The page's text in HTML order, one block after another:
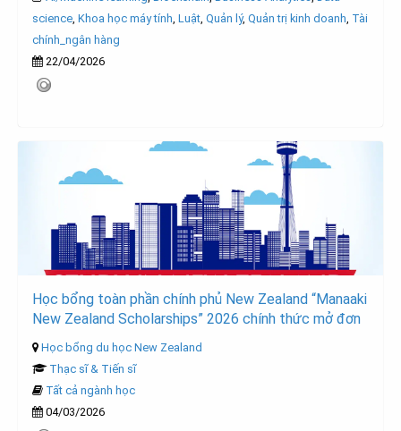
science Khoa học máy tính Luật Quản lý, Quản trị kinh doanh Tài
chính_ngân hàng
22/04/2026
Học bổng toàn phần chính phủ New Zealand “Manaaki
New Zealand Scholarships” 2026 chính thức mở đơn
Học bổng du học New Zealand
Thạc sĩ & Tiến sĩ
Tất cả ngành học
04/03/2026